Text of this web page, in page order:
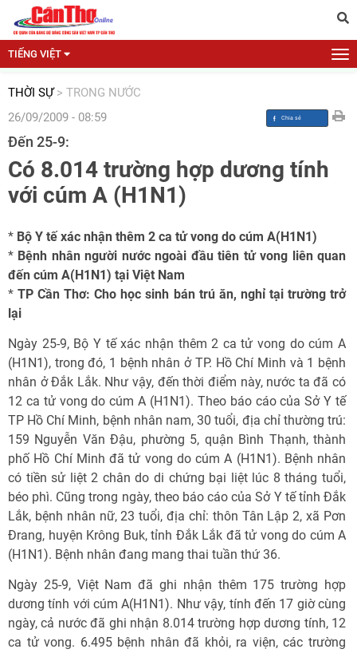
TIẾNG VIỆT
THỜI SỰ > TRONG NƯỚC
26/09/2009 - 08:59
Đến 25-9:
Có 8.014 trường hợp dương tính
với cúm A (H1N1)
* Bộ Y tế xác nhận thêm 2 ca tử vong do cúm A(H1N1)
* Bệnh nhân người nước ngoài đầu tiên tử vong liên quan
đến cúm A(H1N1) tại Việt Nam
*TP Cần Thơ: Cho học sinh bán trú ăn, nghỉ tại trường trở
lại
Ngày 25-9, Bộ Y tế xác nhận thêm 2 ca tử vong do cúm A
(H1N1), trong đó, 1 bệnh nhân ở TP. Hồ Chí Minh và 1 bệnh
nhân ở Đắk Lắk. Như vậy, đến thời điểm này, nước ta đã có
12 ca tử vong do cúm A (H1N1). Theo báo cáo của Sở Y tế
TP Hồ Chí Minh, bệnh nhân nam, 30 tuổi, địa chỉ thường trú:
159 Nguyễn Văn Đậu, phường 5, quận Bình Thạnh, thành
phố Hồ Chí Minh đã tử vong do cúm A (H1N1). Bệnh nhân
có tiền sử liệt 2 chân do di chứng bại liệt lúc 8 tháng tuổi,
béo phì. Cũng trong ngày, theo báo cáo của Sở Y tế tỉnh Đắk
Lắk, bệnh nhân nữ, 23 tuổi, địa chỉ: thôn Tân Lập 2, xã Pơn
Đrang, huyện Krông Buk, tỉnh Đắk Lắk đã tử vong do cúm A
(H1N1). Bệnh nhân đang mang thai tuần thứ 36.
Ngày 25-9, Việt Nam đã ghi nhận thêm 175 trường hợp
dương tính với cúm A(H1N1). Như vậy, tính đến 17 giờ cùng
ngày, cả nước đã ghi nhận 8.014 trường hợp dương tính, 12
ca tử vong. 6.495 bệnh nhân đã khỏi, ra viện, các trường